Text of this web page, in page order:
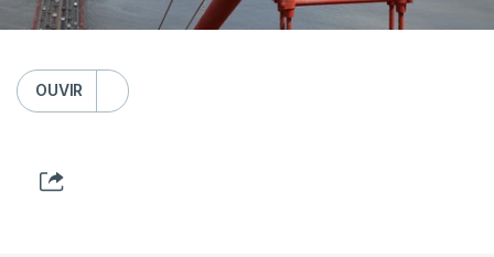
OUVIR